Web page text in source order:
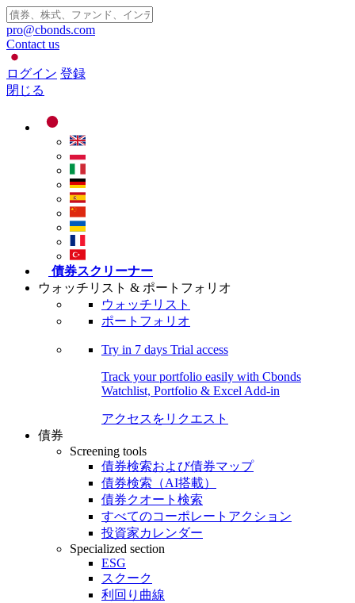
pro@cbonds.com
Contact us
ログイン 登録
閉じる
債券スクリーナー
ウォッチリスト & ポートフォリオ
ウォッチリスト
ポートフォリオ
Try in 7 days Trial access
Track your portfolio easily with Cbonds
Watchlist, Portfolio & Excel Add-in
アクセスをリクエスト
債券
Screening tools
債券検索および債券マップ
債券検索（AI搭載）
債券クオート検索
すべてのコーポレートアクション
投資家カレンダー
Specialized section
ESG
スクーク
利回り曲線